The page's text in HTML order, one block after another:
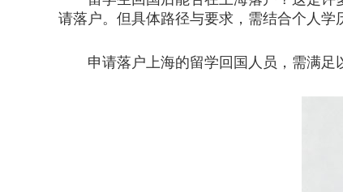
请落户。但具体路径与要求，需结合个人学
申请落户上海的留学回国人员，需满足